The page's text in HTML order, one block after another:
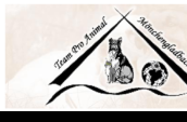
springen